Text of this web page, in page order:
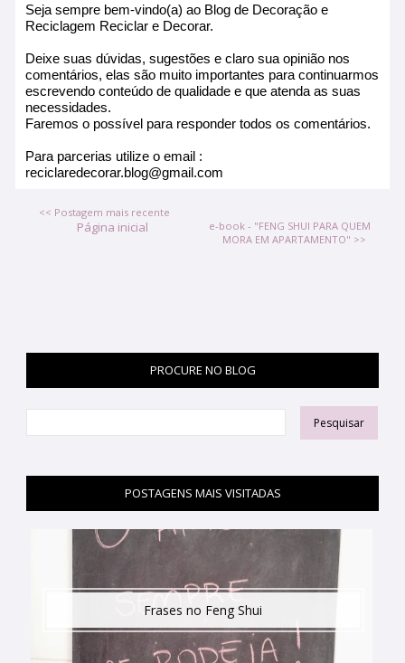
Seja sempre bem-vindo(a) ao Blog de Decoração e
Reciclagem Reciclar e Decorar.
Deixe suas dúvidas, sugestões e claro sua opinião nos
comentários, elas são muito importantes para continuarmos
escrevendo conteúdo de qualidade e que atenda as suas
necessidades.
Faremos o possível para responder todos os comentários.
Para parcerias utilize o email :
reciclaredecorar.blog@gmail.com
<< Postagem mais recente
e-book - "FENG SHUI PARA QUEM
MORA EM APARTAMENTO" >>
Página inicial
PROCURE NO BLOG
POSTAGENS MAIS VISITADAS
Frases no Feng Shui